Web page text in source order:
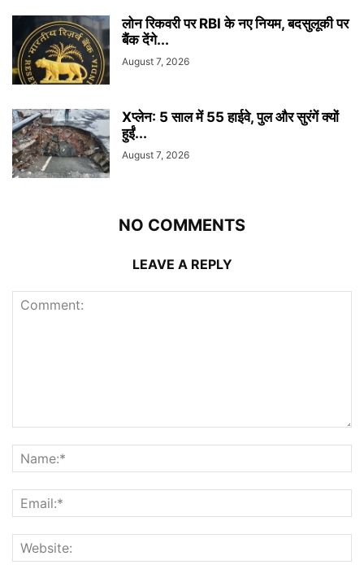
लोन रिकवरी पर RBI के नए नियम, बदसुलूकी पर
बैंक देंगे...
August 7, 2026
Xप्लेन: 5 साल में 55 हाईवे, पुल और सुरंगें क्यों
हुईं...
August 7, 2026
NO COMMENTS
LEAVE A REPLY